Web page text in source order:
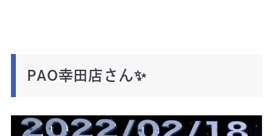
PAO幸田店さん✨